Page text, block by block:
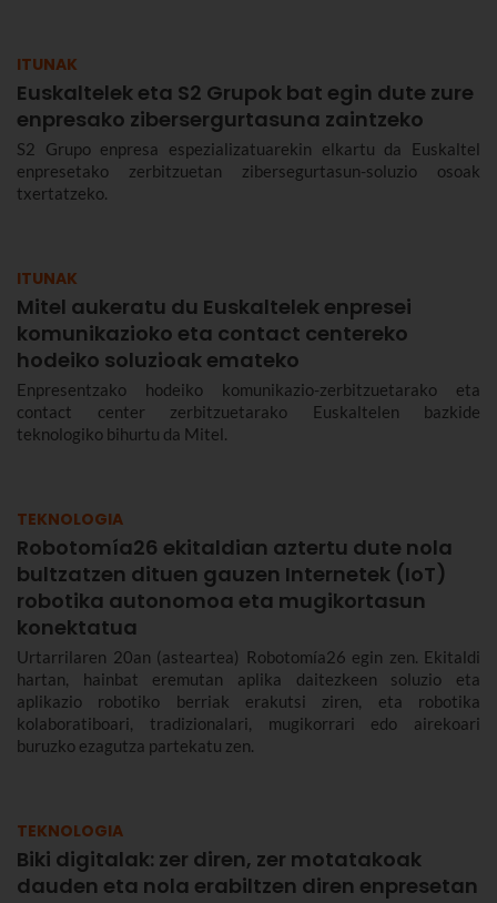
ITUNAK
Euskaltelek eta S2 Grupok bat egin dute zure
enpresako zibersergurtasuna zaintzeko
S2 Grupo enpresa espezializatuarekin elkartu da Euskaltel
enpresetako zerbitzuetan zibersegurtasun-soluzio osoak
txertatzeko.
ITUNAK
Mitel aukeratu du Euskaltelek enpresei
komunikazioko eta contact centereko
hodeiko soluzioak emateko
Enpresentzako hodeiko komunikazio-zerbitzuetarako eta
contact center zerbitzuetarako Euskaltelen bazkide
teknologiko bihurtu da Mitel.
TEKNOLOGIA
Robotomía26 ekitaldian aztertu dute nola
bultzatzen dituen gauzen Internetek (IoT)
robotika autonomoa eta mugikortasun
konektatua
Urtarrilaren 20an (asteartea) Robotomía26 egin zen. Ekitaldi
hartan, hainbat eremutan aplika daitezkeen soluzio eta
aplikazio robotiko berriak erakutsi ziren, eta robotika
kolaboratiboari, tradizionalari, mugikorrari edo airekoari
buruzko ezagutza partekatu zen.
TEKNOLOGIA
Biki digitalak: zer diren, zer motatakoak
dauden eta nola erabiltzen diren enpresetan